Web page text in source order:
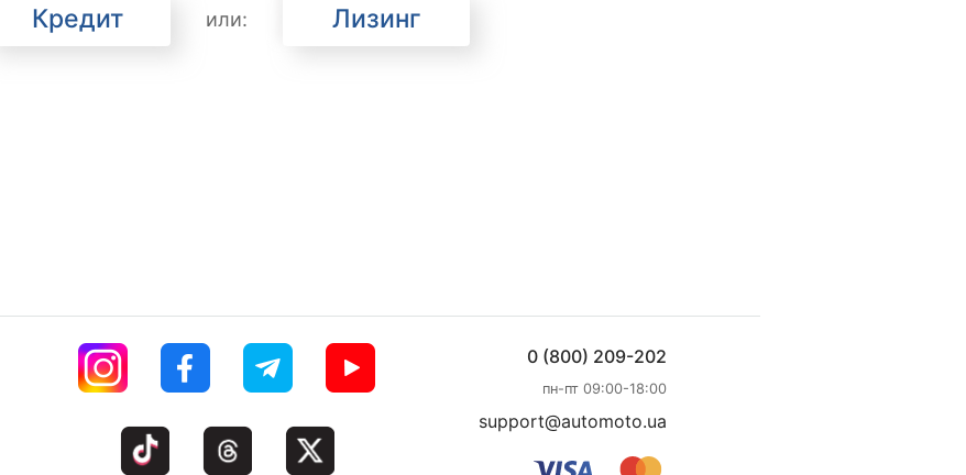
Кредит или: Лизинг
0 (800) 209-202
пн-пт 09:00-18:00
support@automoto.ua